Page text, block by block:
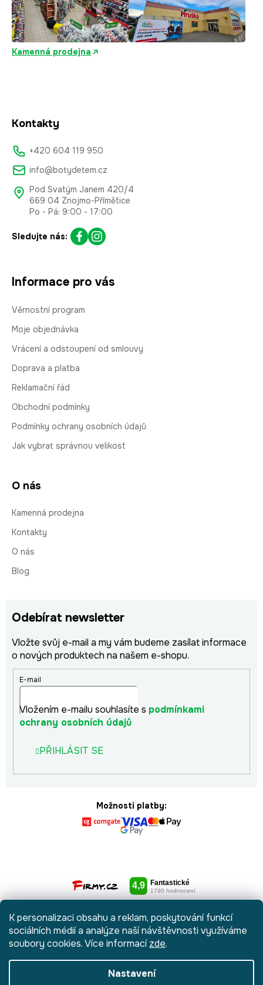
K personalizaci obsahu a reklam, poskytování funkcí
sociálních médií a analýze naší návštěvnosti využíváme
soubory cookies. Více informacízde.
Nastavení
Kamenná prodejna
Kontakty
+420 604 119 950
info@botydetem.cz
Pod Svatým Janem 420/4
669 04 Znojmo-Přímětice
Po - Pá: 9:00 - 17:00
Sledujte nás:
Informace pro vás
Věrnostní program
Moje objednávka
Vrácení a odstoupení od smlouvy
Doprava a platba
Reklamační řád
Obchodní podmínky
Podmínky ochrany osobních údajů
Jak vybrat správnou velikost
O nás
Kamenná prodejna
Kontakty
O nás
Blog
Odebírat newsletter
Vložte svůj e-mail a my vám budeme zasílat informace
o nových produktech na našem e-shopu.
E-mail
Vložením e-mailu souhlasíte s podmínkami
ochrany osobních údajů
PŘIHLÁSIT SE
Možnosti platby: